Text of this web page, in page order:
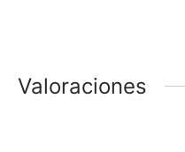
Valoraciones